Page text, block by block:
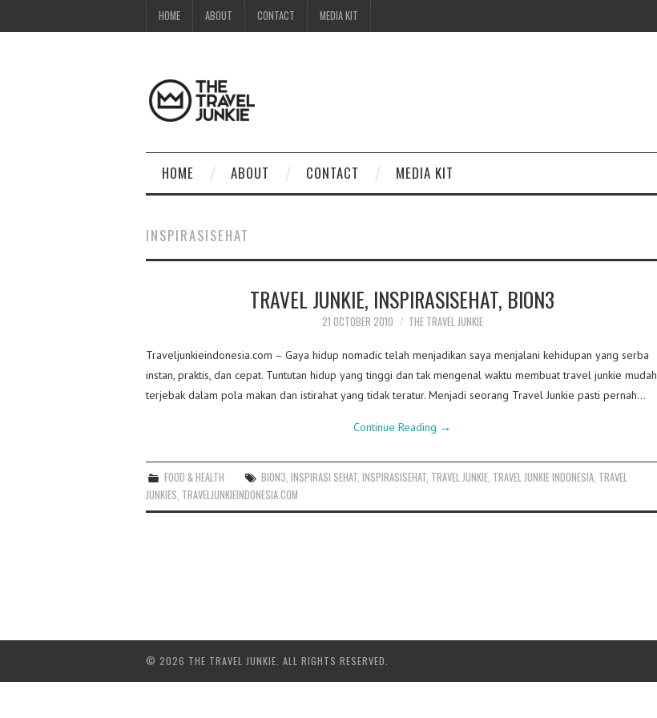
HOME ABOUT CONTACT MEDIA KIT
HOME ABOUT CONTACT MEDIA KIT
INSPIRASISEHAT
TRAVEL JUNKIE, INSPIRASISEHAT, BION3
21 OCTOBER 2010 THE TRAVEL JUNKIE
Traveljunkieindonesia.com – Gaya hidup nomadic telah menjadikan saya menjalani kehidupan yang serba
instan, praktis, dan cepat. Tuntutan hidup yang tinggi dan tak mengenal waktu membuat travel junkie mudah
terjebak dalam pola makan dan istirahat yang tidak teratur. Menjadi seorang Travel Junkie pasti pernah…
Continue Reading →
FOOD & HEALTH BION3 ,INSPIRASI SEHAT ,INSPIRASISEHAT TRAVEL JUNKIE TRAVEL JUNKIE INDONESIA TRAVEL
JUNKIES TRAVELJUNKIEINDONESIA.COM
© 2026 THE TRAVEL JUNKIE. ALL RIGHTS RESERVED.